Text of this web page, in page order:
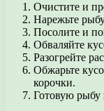
Очистите и
Нарежьте
Посолите и
Обваляйте
Разогрейте
Обжарьте
корочки.
Готовую рыбу